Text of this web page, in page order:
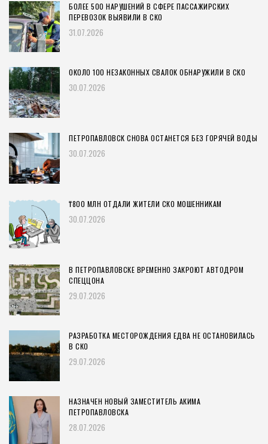
БОЛЕЕ 500 НАРУШЕНИЙ В СФЕРЕ ПАССАЖИРСКИХ
ПЕРЕВОЗОК ВЫЯВИЛИ В СКО
31.07.2026
ОКОЛО 100 НЕЗАКОННЫХ СВАЛОК ОБНАРУЖИЛИ В СКО
30.07.2026
ПЕТРОПАВЛОВСК СНОВА ОСТАНЕТСЯ БЕЗ ГОРЯЧЕЙ ВОДЫ
30.07.2026
₸800 МЛН ОТДАЛИ ЖИТЕЛИ СКО МОШЕННИКАМ
30.07.2026
В ПЕТРОПАВЛОВСКЕ ВРЕМЕННО ЗАКРОЮТ АВТОДРОМ
СПЕЦЦОНА
29.07.2026
РАЗРАБОТКА МЕСТОРОЖДЕНИЯ ЕДВА НЕ ОСТАНОВИЛАСЬ
В СКО
29.07.2026
НАЗНАЧЕН НОВЫЙ ЗАМЕСТИТЕЛЬ АКИМА
ПЕТРОПАВЛОВСКА
28.07.2026